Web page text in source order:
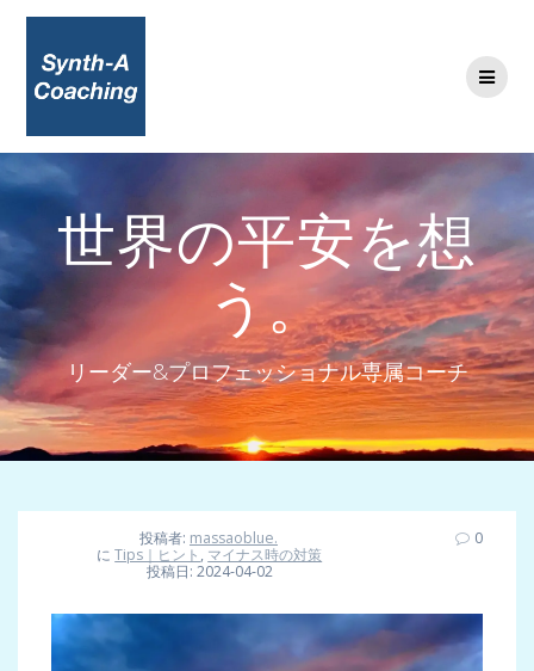
ッ
プ
世界の平安を想
う。
リーダー&プロフェッショナル専属コーチ
投稿者: massaoblue.
にTips｜ヒント , マイナス時の対策
投稿日: 2024-04-02
0